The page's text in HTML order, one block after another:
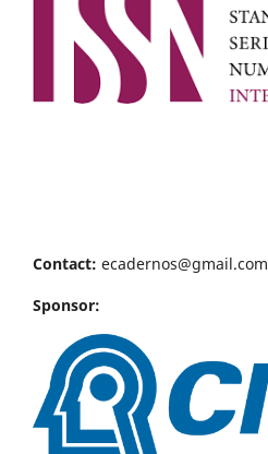
Contact: ecadernos@gmail.com
Sponsor: